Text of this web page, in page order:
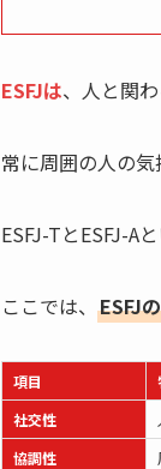
ESFJは、人と関
常に周囲の人の気
ESFJ-TとESFJ-A
ここでは、 ESFJ
項目
社交性
協調性